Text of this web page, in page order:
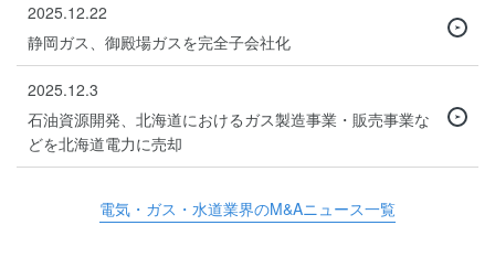
2025.12.22
静岡ガス、御殿場ガスを完全子会社化
2025.12.3
石油資源開発、北海道におけるガス製造事業・販売事業な
どを北海道電力に売却
電気・ガス・水道業界のM&Aニュース一覧